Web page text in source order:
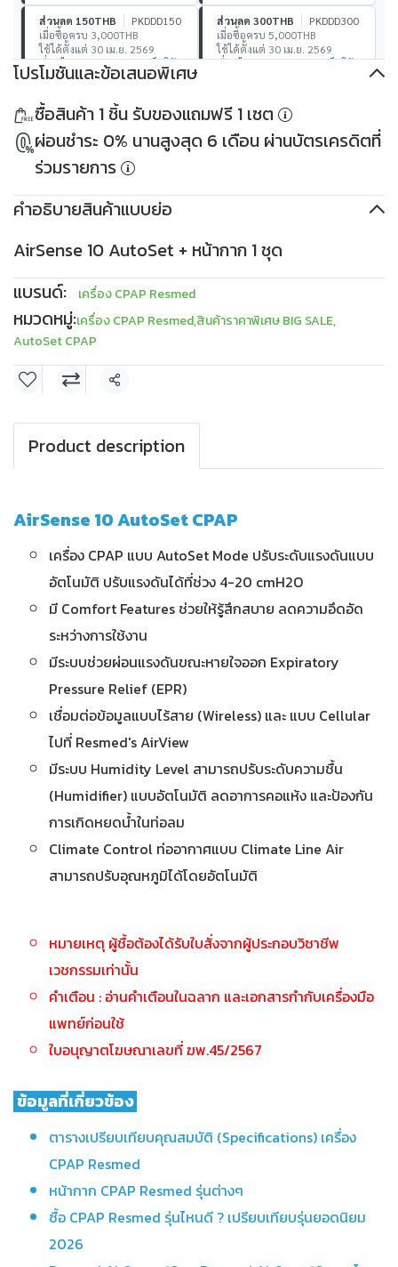
ส่วนลด 150THB
PKDDD150
เมื่อซื้อครบ 3,000THB
ใช้ได้ตั้งแต่ 30 เม.ย. 2569
เงื่อนไข
เก็บโค้ด
ส่วนลด 300THB
PKDDD300
เมื่อซื้อครบ 5,000THB
ใช้ได้ตั้งแต่ 30 เม.ย. 2569
เงื่อนไข
เก็บโค้ด
เมื่อซื้อครบ 10,000THB
ใช้ได้ตั้งแต่ 30 เม.ย. 2569
เงื่อนไข
เก็บโค้ด
PKDDD1000
เมื่อซื้อครบ 30,000THB
ใช้ได้ตั้งแต่ 30 เม.ย. 2569
เงื่อนไข
เก็บโค้ด
โปรโมชันและข้อเสนอพิเศษ
ซื้อสินค้า 1 ชิ้น รับของแถมฟรี 1 เซต
ผ่อนชำระ 0% นานสูงสุด 6 เดือน ผ่านบัตรเครดิตที่
ร่วมรายการ
คำอธิบายสินค้าแบบย่อ
AirSense 10 AutoSet + หน้ากาก 1 ชุด
แบรนด์:
เครื่อง CPAP Resmed
หมวดหมู่:เครื่อง CPAP Resmed,สินค้าราคาพิเศษ BIG SALE,
AutoSet CPAP
แชร์
Product description
AirSense 10 AutoSet CPAP
เครื่อง CPAP แบบ AutoSet Mode ปรับระดับแรงดันแบบ
อัตโนมัติ ปรับแรงดันได้ที่ช่วง 4-20 cmH2O
มี Comfort Features ช่วยให้รู้สึกสบาย ลดความอึดอัด
ระหว่างการใช้งาน
มีระบบช่วยผ่อนแรงดันขณะหายใจออก Expiratory
Pressure Relief (EPR)
เชื่อมต่อข้อมูลแบบไร้สาย (Wireless) และ แบบ Cellular
ไปที่ Resmed's AirView
มีระบบ Humidity Level สามารถปรับระดับความชื้น
(Humidifier) แบบอัตโนมัติ ลดอาการคอแห้ง และป้องกัน
การเกิดหยดน้ำในท่อลม
Climate Control ท่ออากาศแบบ Climate Line Air
สามารถปรับอุณหภูมิได้โดยอัตโนมัติ
หมายเหตุ ผู้ชื้อต้องได้รับใบสั่งจากผู้ประกอบวิชาชีพ
เวชกรรมเท่านั้น
คำเตือน : อ่านคำเตือนในฉลาก และเอกสารกำกับเครื่องมือ
แพทย์ก่อนใช้
ใบอนุญาตโฆษณาเลขที่ ฆพ.45/2567
ข้อมูลที่เกี่ยวข้อง
ตารางเปรียบเทียบคุณสมบัติ (Specifications) เครื่อง
CPAP Resmed
หน้ากาก CPAP Resmed รุ่นต่างๆ
ซื้อ CPAP Resmed รุ่นไหนดี ? เปรียบเทียบรุ่นยอดนิยม
2026